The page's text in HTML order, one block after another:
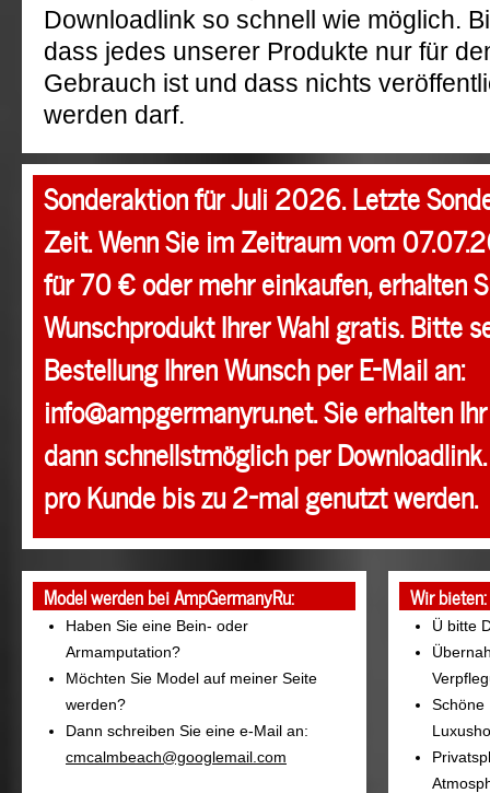
Downloadlink so schnell wie möglich.
dass jedes unserer Produkte nur für
Gebrauch ist und dass nichts
werden darf.
Sonderaktion für Juli 2026. Letzte
Zeit. Wenn Sie im Zeitraum vom
für 70 € oder mehr einkaufen, erhalten
Wunschprodukt Ihrer Wahl gratis. Bitte
Bestellung Ihren Wunsch per E-Mail an:
info@ampgermanyru.net. Sie erhalten
dann schnellstmöglich per
pro Kunde bis zu 2-mal genutzt werden.
Model werden bei AmpGermanyRu:
Haben Sie eine Bein- oder
Armamputation?
Möchten Sie Model auf meiner Seite
werden?
Dann schreiben Sie eine e-Mail an:
cmcalmbeach@googlemail.com
Wir bieten:
Ü bitte
Schöne